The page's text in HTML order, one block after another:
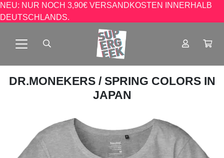
NEU: NUR NOCH 3,90€ VERSANDKOSTEN INNERHALB
DEUTSCHLANDS.
DR.MONEKERS / SPRING COLORS IN
JAPAN